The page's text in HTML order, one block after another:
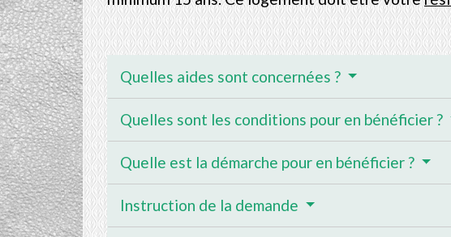
Quelles aides sont concernées ?
Quelles sont les conditions pour en bénéficier ?
Quelle est la démarche pour en bénéficier ?
Instruction de la demande